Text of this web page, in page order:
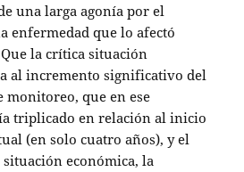
una larga agonía por el
enfermedad que lo afectó
la crítica situación
al incremento significativo del
monitoreo, que en ese
triplicado en relación al inicio
(en solo cuatro años), y el
económica, la